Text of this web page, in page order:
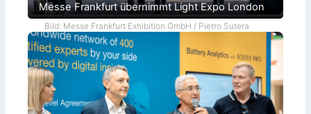
Messe Frankfurt übernimmt Light Expo London
Bild: Messe Frankfurt Exhibition GmbH / Pietro Sutera